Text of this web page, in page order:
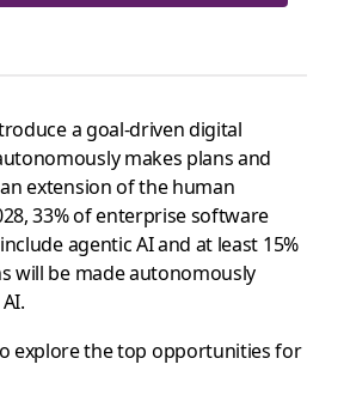
a goal-driven digital
makes plans and
extension of the human
33% of enterprise software
agentic AI and at least 15%
will be made autonomously
explore the top opportunities for